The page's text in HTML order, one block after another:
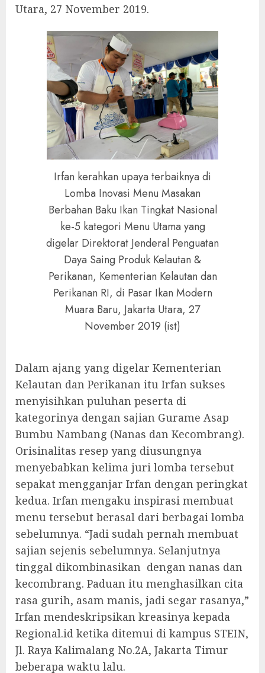
Utara, 27 November 2019.
Irfan kerahkan upaya terbaiknya di
Lomba Inovasi Menu Masakan
Berbahan Baku Ikan Tingkat Nasional
ke-5 kategori Menu Utama yang
digelar Direktorat Jenderal Penguatan
Daya Saing Produk Kelautan &
Perikanan, Kementerian Kelautan dan
Perikanan RI, di Pasar Ikan Modern
Muara Baru, Jakarta Utara, 27
November 2019 (ist)
Dalam ajang yang digelar Kementerian
Kelautan dan Perikanan itu Irfan sukses
menyisihkan puluhan peserta di
kategorinya dengan sajian Gurame Asap
Bumbu Nambang (Nanas dan Kecombrang).
Orisinalitas resep yang diusungnya
menyebabkan kelima juri lomba tersebut
sepakat mengganjar Irfan dengan peringkat
kedua. Irfan mengaku inspirasi membuat
menu tersebut berasal dari berbagai lomba
sebelumnya. “Jadi sudah pernah membuat
sajian sejenis sebelumnya. Selanjutnya
tinggal dikombinasikan dengan nanas dan
kecombrang. Paduan itu menghasilkan cita
rasa gurih, asam manis, jadi segar rasanya,”
Irfan mendeskripsikan kreasinya kepada
Regional.id ketika ditemui di kampus STEIN,
Jl. Raya Kalimalang No.2A, Jakarta Timur
beberapa waktu lalu.